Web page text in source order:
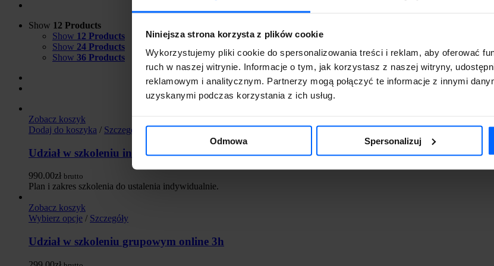
Niniejsza strona korzysta z plików cookie
Wykorzystujemy pliki cookie do spersonalizowania treści i reklam, aby oferować
ruch w naszej witrynie. Informacje o tym, jak korzystasz z naszej witryny,
reklamowym i analitycznym. Partnerzy mogą połączyć te informacje z innymi
uzyskanymi podczas korzystania z ich usług.
Odmowa Spersonalizuj
Show 12 Products
Show 12 Products
Show 24 Products
Show 36 Products
Zobacz koszyk
Dodaj do koszyka / Szczegóły
Udział w szkoleniu indywidualnym 3h
990.00zł brutto
Plan i zakres szkolenia do ustalenia indywidualnie.
Zobacz koszyk
Wybierz opcje / Szczegóły
Udział w szkoleniu grupowym online 3h